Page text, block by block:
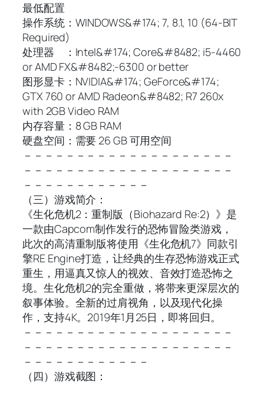
最低配置
操作系统：WINDOWS&#174; 7, 8.1, 10 (64-BIT
Required)
处理器 ：Intel&#174; Core&#8482; i5-4460
or AMD FX&#8482;-6300 or better
图形显卡：NVIDIA&#174; GeForce&#174;
GTX 760 or AMD Radeon&#8482; R7 260x
with 2GB Video RAM
内存容量：8 GB RAM
硬盘空间：需要 26 GB 可用空间
－－－－－－－－－－－－－－－－－－－－
－－－－－－－－－－－－－－－－－－－－
－－－－－－－－－－－－
（三）游戏简介：
《生化危机2：重制版（Biohazard Re:2）》是
一款由Capcom制作发行的恐怖冒险类游戏，
此次的高清重制版将使用《生化危机7》同款引
擎RE Engine打造，让经典的生存恐怖游戏正式
重生，用逼真又惊人的视效、音效打造恐怖之
境。生化危机2的完全重做，将带来更深层次的
叙事体验。全新的过肩视角，以及现代化操
作，支持4K。2019年1月25日，即将回归。
－－－－－－－－－－－－－－－－－－－－
－－－－－－－－－－－－－－－－－－－－
－－－－－－－－－－－－
（四）游戏截图：